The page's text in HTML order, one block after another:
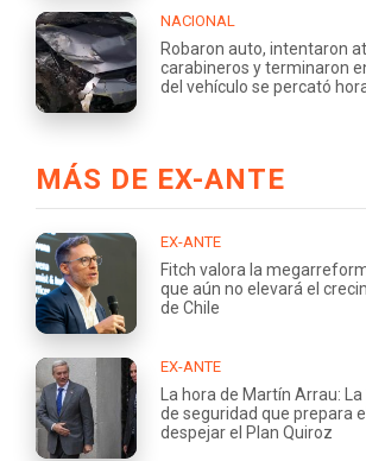
NACIONAL
Robaron auto, intentaron
carabineros y terminaron
del vehículo se percató
MÁS DE EX-ANTE
EX-ANTE
Fitch valora la
que aún no elevará el
de Chile
EX-ANTE
La hora de Martín Arrau:
de seguridad que prepara
despejar el Plan Quiroz